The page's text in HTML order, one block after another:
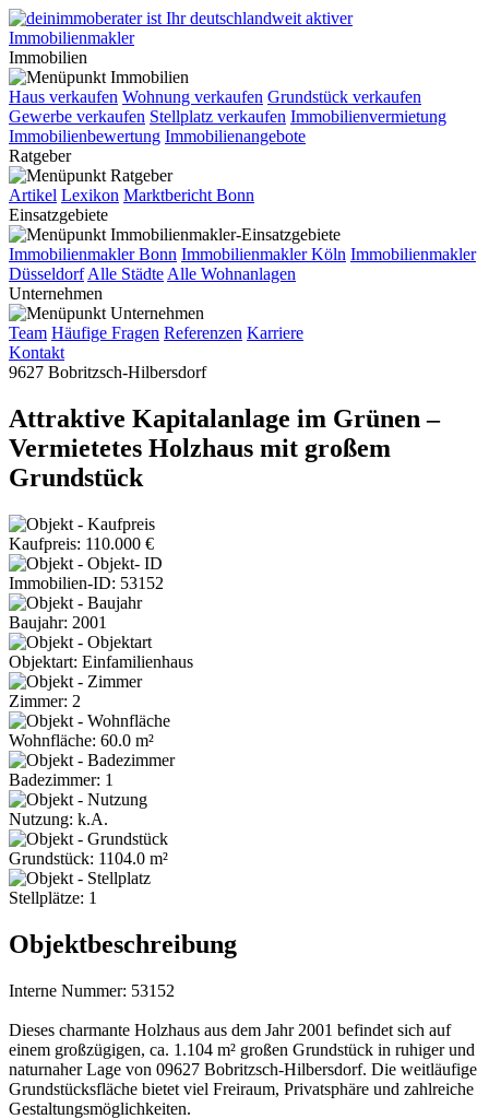
Immobilien
Haus verkaufen Wohnung verkaufen Grundstück verkaufen
Gewerbe verkaufen Stellplatz verkaufen Immobilienvermietung
Immobilienbewertung Immobilienangebote
Ratgeber
Artikel Lexikon Marktbericht Bonn
Einsatzgebiete
Immobilienmakler Bonn Immobilienmakler Köln Immobilienmakler
Düsseldorf Alle Städte Alle Wohnanlagen
Unternehmen
Team Häufige Fragen Referenzen Karriere
Kontakt
9627 Bobritzsch-Hilbersdorf
Attraktive Kapitalanlage im Grünen –
Vermietetes Holzhaus mit großem
Grundstück
Kaufpreis: 110.000 €
Immobilien-ID: 53152
Baujahr: 2001
Objektart: Einfamilienhaus
Zimmer: 2
Wohnfläche: 60.0 m²
Badezimmer: 1
Nutzung: k.A.
Grundstück: 1104.0 m²
Stellplätze: 1
Objektbeschreibung
Interne Nummer: 53152
Dieses charmante Holzhaus aus dem Jahr 2001 befindet sich auf
einem großzügigen, ca. 1.104 m² großen Grundstück in ruhiger und
naturnaher Lage von 09627 Bobritzsch-Hilbersdorf. Die weitläufige
Grundstücksfläche bietet viel Freiraum, Privatsphäre und zahlreiche
Gestaltungsmöglichkeiten.